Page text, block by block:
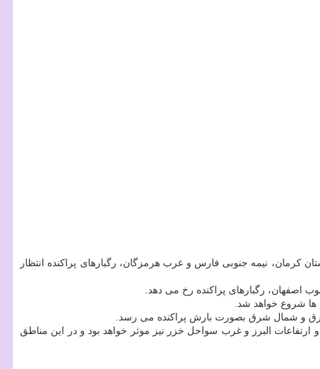
نیمه جنوبی فارس و غرب هرمزگان، رگبارهای پراکنده انتظار
اصفهان، رگبارهای پراکنده رخ می دهد.
ها شروع خواهد شد.
شرق و شمال شرق بصورت بارش پراکنده می رسد.
البرز و غرب سواحل خزر نیز موثر خواهد بود و در این مناطق